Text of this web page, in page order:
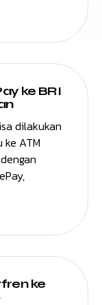
ke BRI
dilakukan
ATM
ke